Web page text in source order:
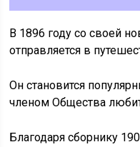
В 1896 году со своей
отправляется в
Он становится
членом Общества
Благодаря сборнику